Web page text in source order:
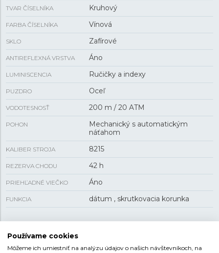
TVAR ČÍSELNÍKA Kruhový
FARBA ČÍSELNÍKA Vínová
SKLO Zafírové
ANTIREFLEXNÁ VRSTVA Áno
LUMINISCENCIA Ručičky a indexy
PUZDRO Oceľ
VODOTESNOSŤ 200 m / 20 ATM
POHON
Mechanický s automatickým
náťahom
KALIBER STROJA 8215
REZERVA CHODU 42 h
PRIEHĽADNÉ VIEČKO Áno
FUNKCIA dátum , skrutkovacia korunka
VEĽKOSŤ
Používame cookies
Môžeme ich umiestniť na analýzu údajov o našich návštevníkoch, na